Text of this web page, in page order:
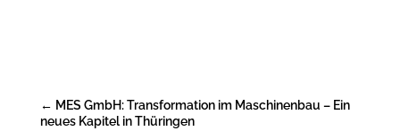
← MES GmbH: Transformation im Maschinenbau – Ein
neues Kapitel in Thüringen